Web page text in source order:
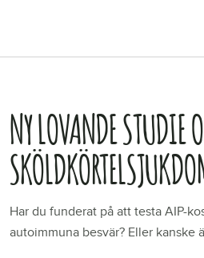
NY LOVANDE STUDIE
Har du funderat på att testa AIP-
autoimmuna besvär? Eller kanske